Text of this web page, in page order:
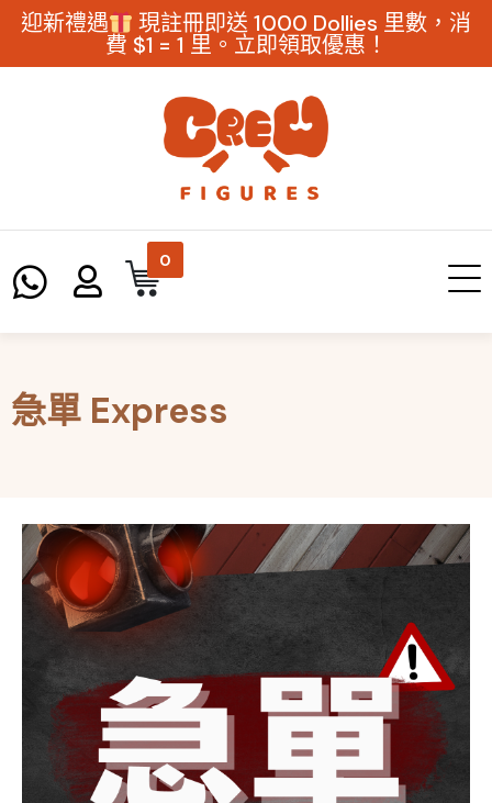
迎新禮遇 現註冊即送 1000 Dollies 里數，消
費 $1 = 1 里。立即領取優惠！
0
急單 Express